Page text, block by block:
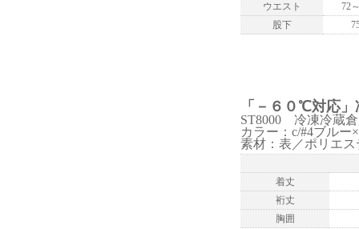
ウエスト
72
股下
「－６０℃対応
ST8000 冷凍冷蔵
カラー：c/#4ブルー
素材：表／ポリエ
着丈
裄丈
胸囲